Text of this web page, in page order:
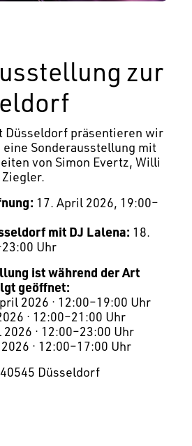
zur
Düsseldorf präsentieren wir
eine Sonderausstellung mit
von Simon Evertz, Willi
17. April 2026, 19:00–
mit DJ Lalena: 18.
Uhr
ist während der Art
geöffnet:
2026 · 12:00–19:00 Uhr
· 12:00–21:00 Uhr
· 12:00–23:00 Uhr
· 12:00–17:00 Uhr
Düsseldorf